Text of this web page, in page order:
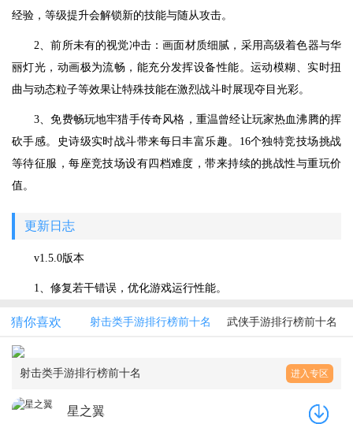
经验，等级提升会解锁新的技能与随从攻击。
2、前所未有的视觉冲击：画面材质细腻，采用高级着色器与华
丽灯光，动画极为流畅，能充分发挥设备性能。运动模糊、实时扭
曲与动态粒子等效果让特殊技能在激烈战斗时展现夺目光彩。
3、免费畅玩地牢猎手传奇风格，重温曾经让玩家热血沸腾的挥
砍手感。史诗级实时战斗带来每日丰富乐趣。16个独特竞技场挑战
等待征服，每座竞技场设有四档难度，带来持续的挑战性与重玩价
值。
更新日志
v1.5.0版本
1、修复若干错误，优化游戏运行性能。
猜你喜欢 射击类手游排行榜前十名 武侠手游排行榜前十名
射击类手游排行榜前十名 进入专区
星之翼